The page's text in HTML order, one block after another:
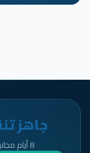
جاهز
8 أيام مجانية — لا بطاقة ائتمانية — لا التزامات